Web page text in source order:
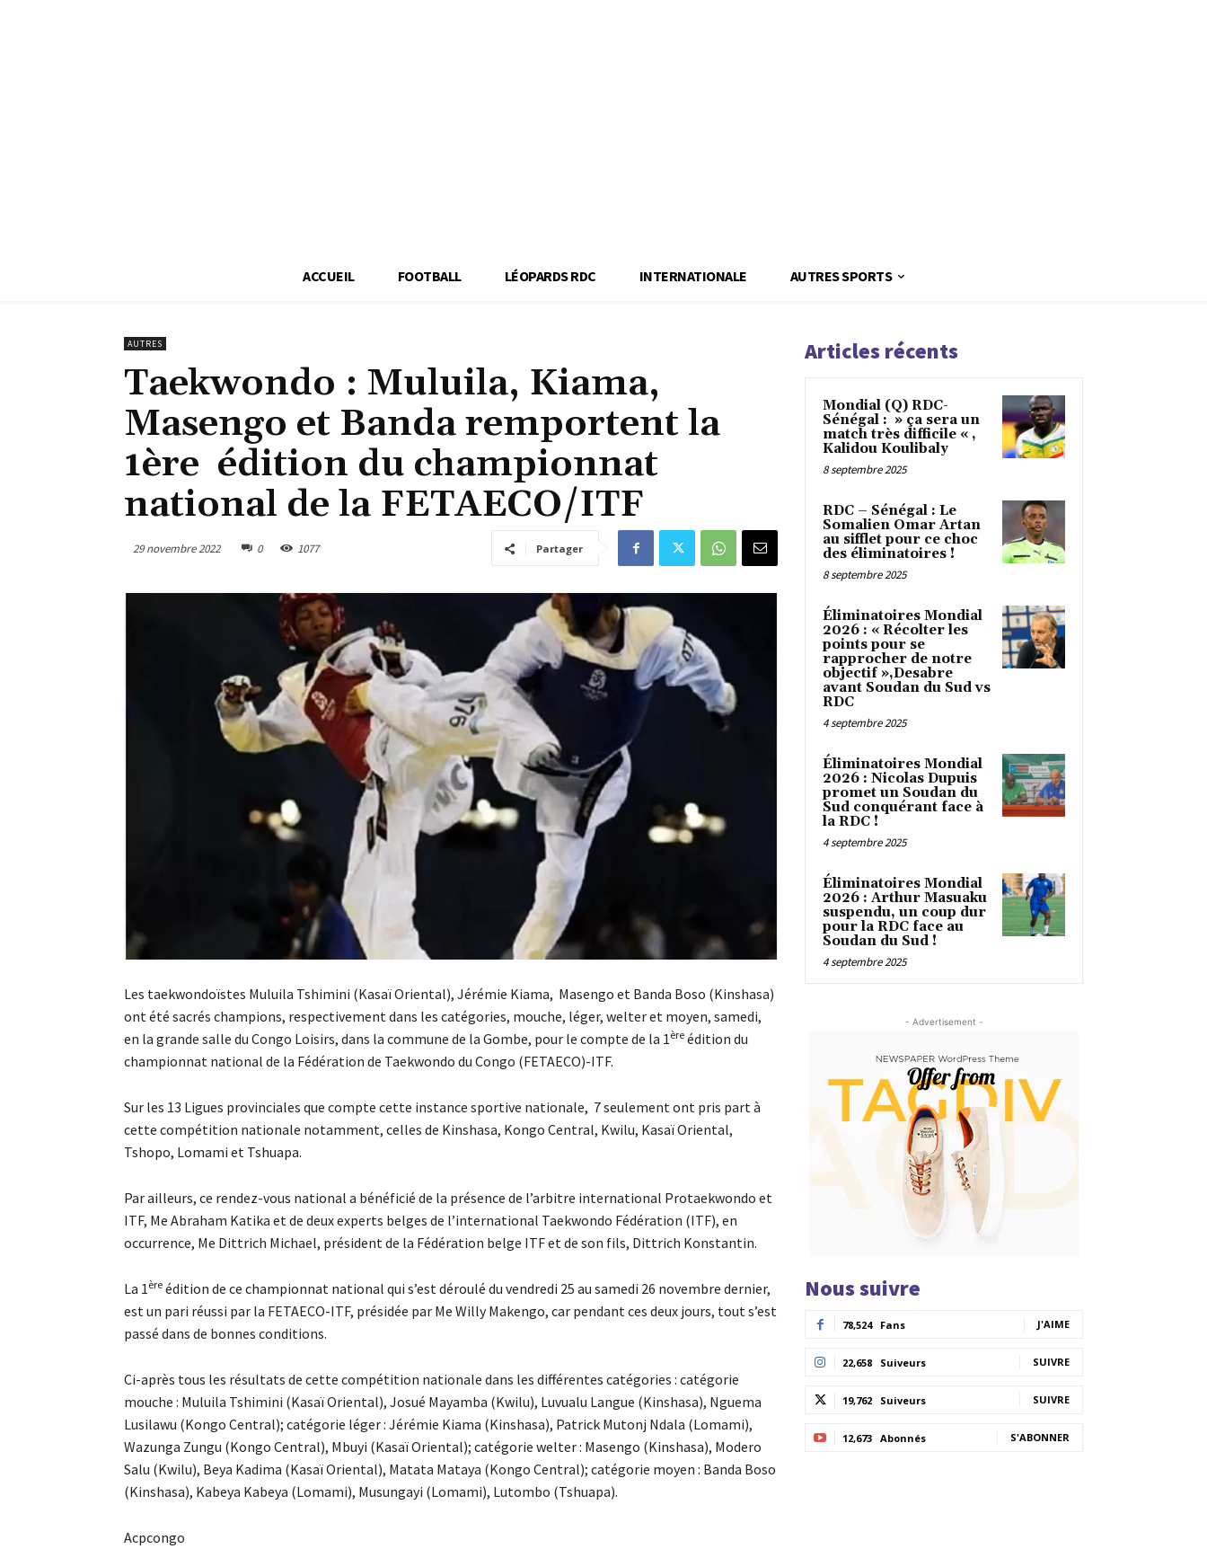
ACCUEIL FOOTBALL LÉOPARDS RDC INTERNATIONALE AUTRES SPORTS
AUTRES
Taekwondo : Muluila, Kiama,
Masengo et Banda remportent la
1ère édition du championnat
national de la FETAECO/ITF
29 novembre 2022 0 1077 Partager
Les taekwondoïstes Muluila Tshimini (Kasaï Oriental), Jérémie Kiama, Masengo et Banda Boso (Kinshasa)
ont été sacrés champions, respectivement dans les catégories, mouche, léger, welter et moyen, samedi,
en la grande salle du Congo Loisirs, dans la commune de la Gombe, pour le compte de la 1ère édition du
championnat national de la Fédération de Taekwondo du Congo (FETAECO)-ITF.
Sur les 13 Ligues provinciales que compte cette instance sportive nationale, 7 seulement ont pris part à
cette compétition nationale notamment, celles de Kinshasa, Kongo Central, Kwilu, Kasaï Oriental,
Tshopo, Lomami et Tshuapa.
Par ailleurs, ce rendez-vous national a bénéficié de la présence de l’arbitre international Protaekwondo et
ITF, Me Abraham Katika et de deux experts belges de l’international Taekwondo Fédération (ITF), en
occurrence, Me Dittrich Michael, président de la Fédération belge ITF et de son fils, Dittrich Konstantin.
La 1ère édition de ce championnat national qui s’est déroulé du vendredi 25 au samedi 26 novembre dernier,
est un pari réussi par la FETAECO-ITF, présidée par Me Willy Makengo, car pendant ces deux jours, tout s’est
passé dans de bonnes conditions.
Ci-après tous les résultats de cette compétition nationale dans les différentes catégories : catégorie
mouche : Muluila Tshimini (Kasaï Oriental), Josué Mayamba (Kwilu), Luvualu Langue (Kinshasa), Nguema
Lusilawu (Kongo Central); catégorie léger : Jérémie Kiama (Kinshasa), Patrick Mutonj Ndala (Lomami),
Wazunga Zungu (Kongo Central), Mbuyi (Kasaï Oriental); catégorie welter : Masengo (Kinshasa), Modero
Salu (Kwilu), Beya Kadima (Kasaï Oriental), Matata Mataya (Kongo Central); catégorie moyen : Banda Boso
(Kinshasa), Kabeya Kabeya (Lomami), Musungayi (Lomami), Lutombo (Tshuapa).
Acpcongo
Articles récents
Mondial (Q) RDC-
Sénégal : » ça sera un
match très difficile « ,
Kalidou Koulibaly
8 septembre 2025
RDC – Sénégal : Le
Somalien Omar Artan
au sifflet pour ce choc
des éliminatoires !
8 septembre 2025
Éliminatoires Mondial
2026 : « Récolter les
points pour se
rapprocher de notre
objectif »,Desabre
avant Soudan du Sud vs
RDC
4 septembre 2025
Éliminatoires Mondial
2026 : Nicolas Dupuis
promet un Soudan du
Sud conquérant face à
la RDC !
4 septembre 2025
Éliminatoires Mondial
2026 : Arthur Masuaku
suspendu, un coup dur
pour la RDC face au
Soudan du Sud !
4 septembre 2025
- Advertisement -
Nous suivre
78,524 Fans J'AIME
22,658 Suiveurs SUIVRE
19,762 Suiveurs SUIVRE
12,673 Abonnés S'ABONNER